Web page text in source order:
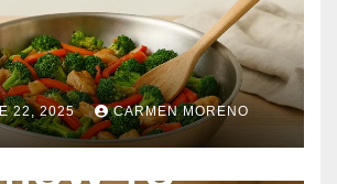
22, 2025 CARMEN MORENO